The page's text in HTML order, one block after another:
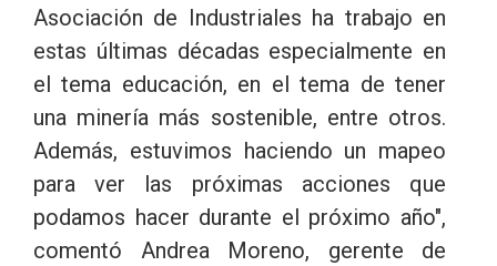
Asociación de Industriales ha trabajo en
estas últimas décadas especialmente en
el tema educación, en el tema de tener
una minería más sostenible, entre otros.
Además, estuvimos haciendo un mapeo
para ver las próximas acciones que
podamos hacer durante el próximo año",
comentó Andrea Moreno, gerente de